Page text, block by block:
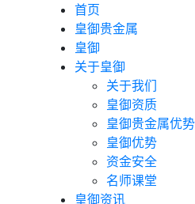
首页
皇御贵金属
皇御
关于皇御
关于我们
皇御资质
皇御贵金属优势
皇御优势
资金安全
名师课堂
皇御资讯